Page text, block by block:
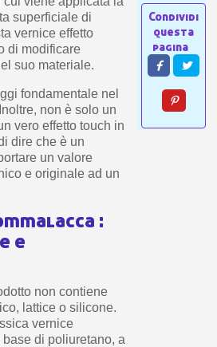
superficiale di
vernice effetto
di modificare
suo materiale.
fondamentale nel
non è solo un
vero effetto touch in
dire che è un
un valore
e originale ad un
:
e
non contiene
lattice o silicone.
vernice
di poliuretano, a